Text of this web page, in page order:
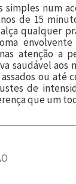
simples num
de 15
qualquer
atenção a
saudável aos
ou até
de
que um